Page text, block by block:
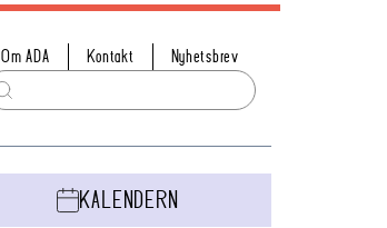
Om ADA Kontakt Nyhetsbrev
KALENDERN